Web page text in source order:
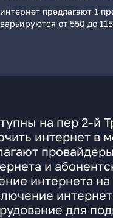
предлагают 1
от 550 до
на пер 2-й
интернет в
и
интернета
для